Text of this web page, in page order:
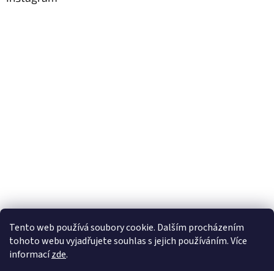
Tento web používá soubory cookie. Dalším procházením
tohoto webu vyjadřujete souhlas s jejich používáním. Více
informacízde.